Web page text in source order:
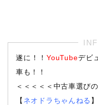
遂に！！YouTubeデビ
車も！！
＜＜＜＜＜中古車選び
【 ネオドラちゃんねる 】